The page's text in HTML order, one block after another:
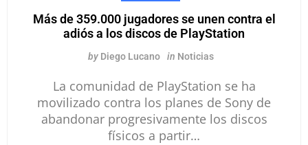
Más de 359.000 jugadores se unen contra el
adiós a los discos de PlayStation
by Diego Lucano in Noticias
La comunidad de PlayStation se ha
movilizado contra los planes de Sony de
abandonar progresivamente los discos
físicos a partir…